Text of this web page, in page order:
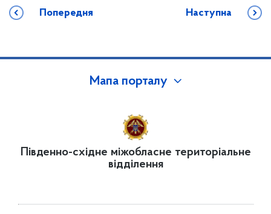
Попередня Наступна
Мапа порталу
Південно-східне міжобласне територіальне
відділення